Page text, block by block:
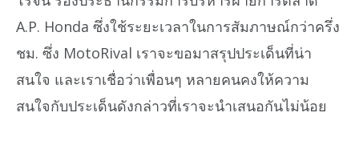
A.P. Honda ซึ่งใช้ระยะเวลาในการสัมภาษณ์กว่าครึ่ง
ชม. ซึ่ง MotoRival เราจะขอมาสรุปประเด็นที่น่า
สนใจ และเราเชื่อว่าเพื่อนๆ หลายคนคงให้ความ
สนใจกับประเด็นดังกล่าวที่เราจะนำเสนอกันไม่น้อย